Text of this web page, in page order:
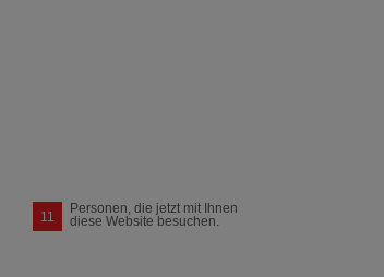
11
Personen, die jetzt mit Ihnen
diese Website besuchen.